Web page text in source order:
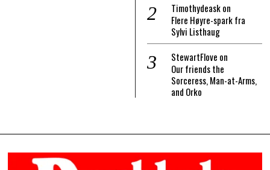
Timothydeaskon
Flere Høyre-spark fra
Sylvi Listhaug
StewartFlove on
Our friends the
Sorceress, Man-at-Arms,
and Orko